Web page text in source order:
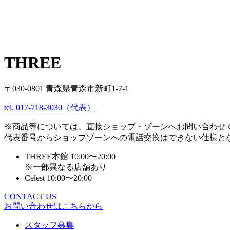
THREE
〒030-0801 青森県青森市新町1-7-1
tel. 017-718-3030（代表）
※商品等については、直接ショップ・ゾーンへお問い合わせ
代表番号からショップゾーンへの電話交換はできない仕様と
THREE本館 10:00〜20:00
※一部異なる店舗あり
Celest 10:00〜20:00
CONTACT US
お問い合わせはこちらから
スタッフ募集